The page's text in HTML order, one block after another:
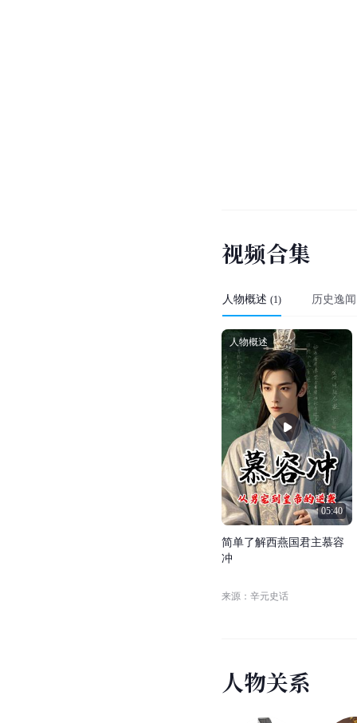
视频合集
人物概述 (1) 历史逸闻
05:40
人物概述
简单了解西燕 国 君主慕容
冲
来源：辛元史话
人物关系